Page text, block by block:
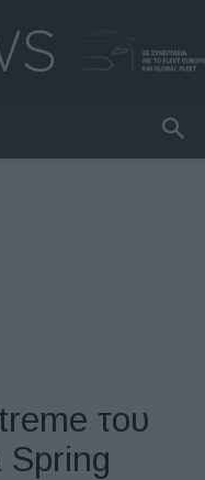
του
Spring